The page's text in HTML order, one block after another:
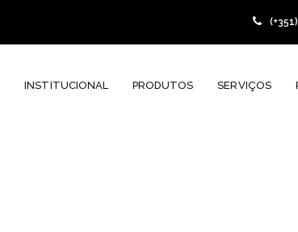
INSTITUCIONAL PRODUTOS SERVIÇOS